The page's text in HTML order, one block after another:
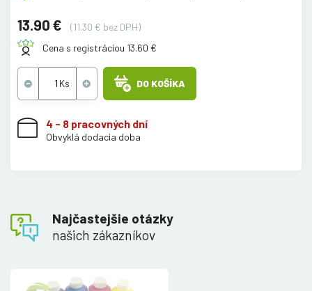
13.90 €
(11.30 € bez DPH)
Cena s registráciou 13.60 €
DO KOŠÍKA
4 - 8 pracovných dní
Obvyklá dodacia doba
Najčastejšie otázky
našich zákazníkov